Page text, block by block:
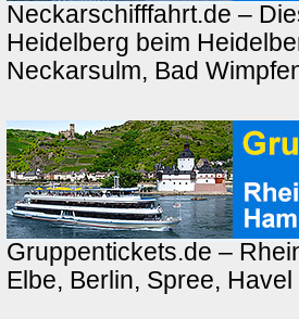
Neckarschifffahrt.de –
Heidelberg beim
Neckarsulm, Bad
Gruppentickets.de –
Elbe, Berlin, Spree, Havel